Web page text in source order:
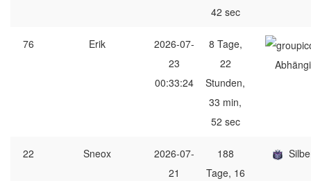
42 sec
76 Erik
2026-07-
23
00:33:24
8 Tage,
22
Stunden,
33 min,
52 sec
22 Sneox
2026-07-
21
188
Tage, 16